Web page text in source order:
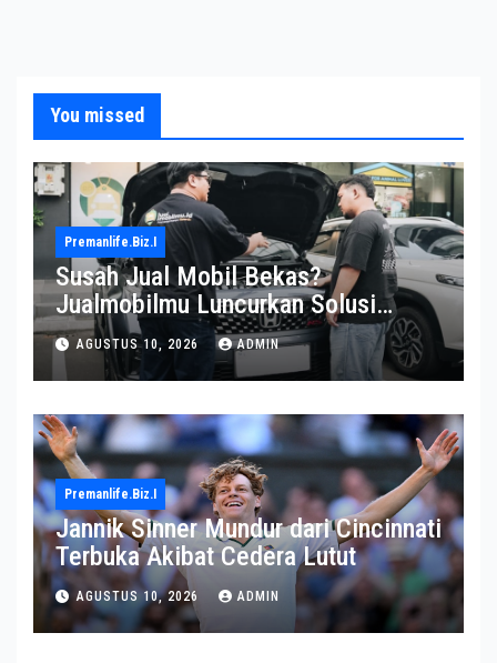
You missed
Premanlife.biz.i
Susah Jual Mobil Bekas?
Jualmobilmu Luncurkan Solusi
Menarik bagi Pemilik
AGUSTUS 10, 2026 ADMIN
Premanlife.biz.i
Jannik Sinner Mundur dari Cincinnati
Terbuka Akibat Cedera Lutut
AGUSTUS 10, 2026 ADMIN